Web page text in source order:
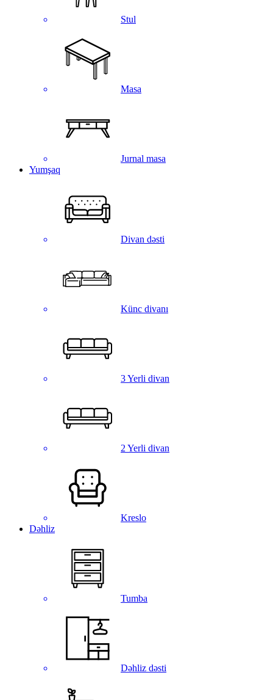
Stul
Masa
Jurnal masa
Yumşaq
Divan dəsti
Künc divanı
3 Yerli divan
2 Yerli divan
Kreslo
Dəhliz
Tumba
Dəhliz dəsti